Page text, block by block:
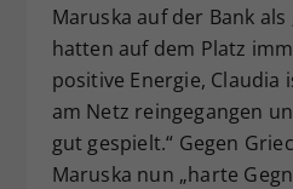
Maruska auf der Bank
hatten auf dem Platz
positive Energie,
am Netz reingegangen
gut gespielt.“ Gegen
Maruska nun „harte